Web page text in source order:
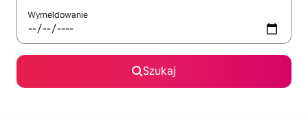
Wymeldowanie
Szukaj